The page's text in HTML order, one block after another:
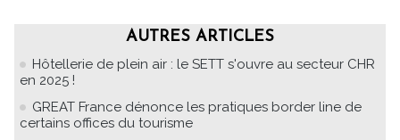
AUTRES ARTICLES
Hôtellerie de plein air : le SETT s'ouvre au secteur CHR
en 2025 !
GREAT France dénonce les pratiques border line de
certains offices du tourisme